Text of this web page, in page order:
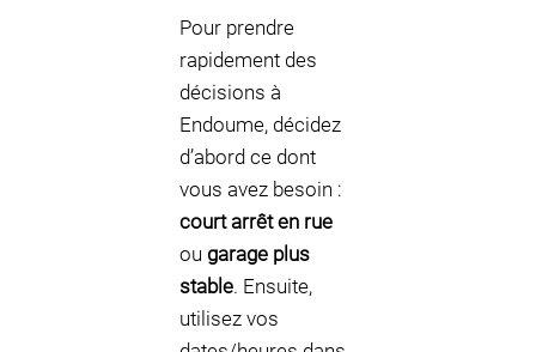
Pour prendre
rapidement des
décisions à
Endoume, décidez
d’abord ce dont
vous avez besoin :
court arrêt en rue
ou garage plus
stable. Ensuite,
utilisez vos